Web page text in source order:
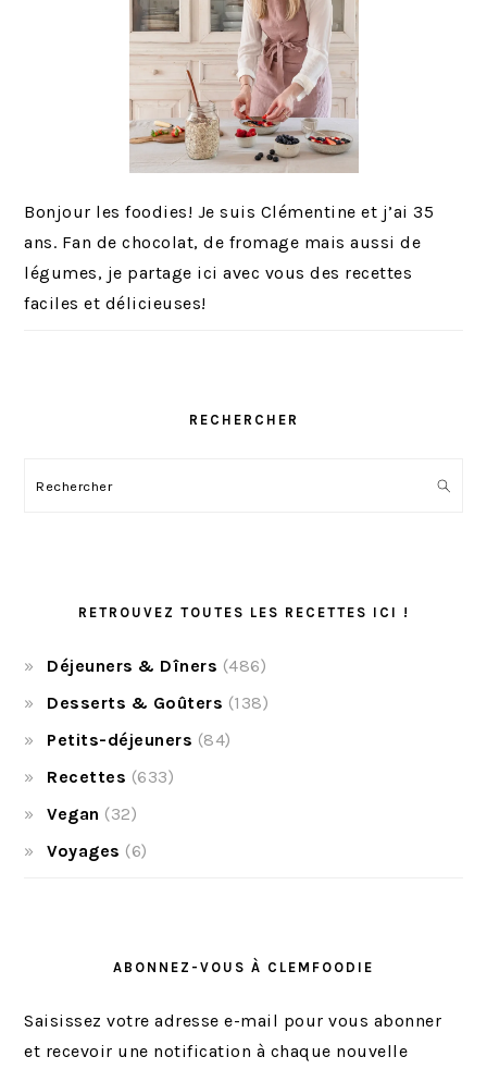
Bonjour les foodies! Je suis Clémentine et j’ai 35
ans. Fan de chocolat, de fromage mais aussi de
légumes, je partage ici avec vous des recettes
faciles et délicieuses!
RECHERCHER
Rechercher
RETROUVEZ TOUTES LES RECETTES ICI !
Déjeuners & Dîners (486)
Desserts & Goûters (138)
Petits-déjeuners (84)
Recettes (633)
Vegan (32)
Voyages (6)
ABONNEZ-VOUS À CLEMFOODIE
Saisissez votre adresse e-mail pour vous abonner
et recevoir une notification à chaque nouvelle